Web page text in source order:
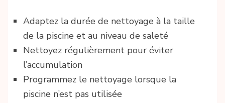
Adaptez la durée de nettoyage à la taille
de la piscine et au niveau de saleté
Nettoyez régulièrement pour éviter
l’accumulation
Programmez le nettoyage lorsque la
piscine n’est pas utilisée